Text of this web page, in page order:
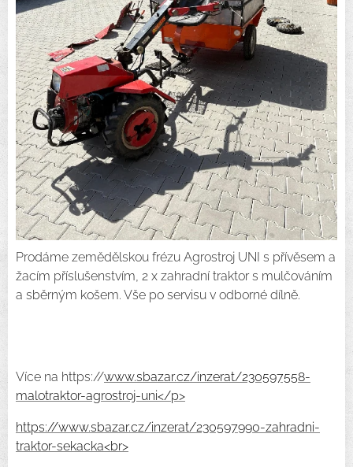
Prodáme zemědělskou frézu Agrostroj UNI s přívěsem a
žacím příslušenstvím, 2 x zahradní traktor s mulčováním
a sběrným košem. Vše po servisu v odborné dílně.
Více na https://www.sbazar.cz/inzerat/230597558-
malotraktor-agrostroj-uni</p>
https://www.sbazar.cz/inzerat/230597990-zahradni-
traktor-sekacka<br>